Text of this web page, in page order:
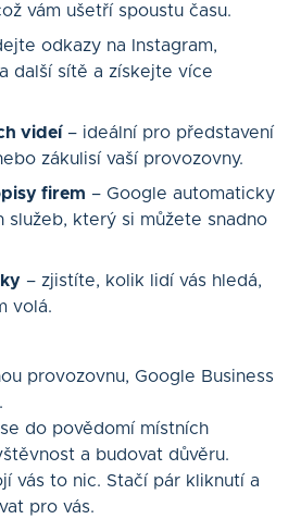
vám ušetří spoustu času.
odkazy na Instagram,
další sítě a získejte více
videí – ideální pro představení
zákulisí vaší provozovny.
firem – Google automaticky
služeb, který si můžete snadno
– zjistíte, kolik lidí vás hledá,
volá.
provozovnu, Google Business
do povědomí místních
a budovat důvěru.
vás to nic. Stačí pár kliknutí a
pro vás.